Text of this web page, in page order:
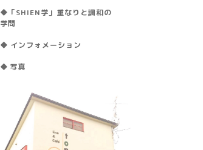
◆「SHIEN学」重なりと調和の
学問
◆ インフォメーション
◆ 写真